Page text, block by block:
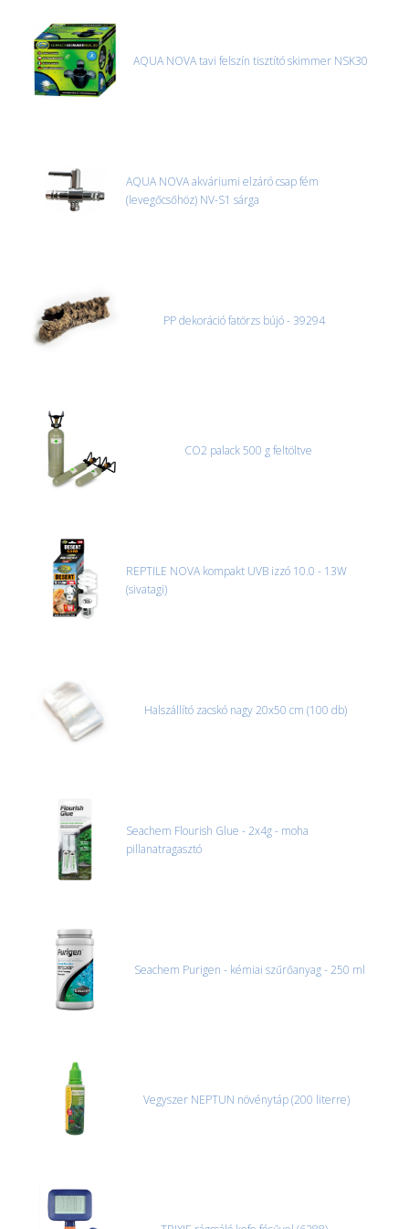
akciók
referenciák
ÉLŐ ÉDESVÍZI
ÉLŐ TENGERI
EGYÉB
EXTRA AKCIÓK
AQUA NOVA tavi felszín tisztító skimmer NSK30
AQUA NOVA akváriumi elzáró csap fém
(levegőcsőhöz) NV-S1 sárga
PP dekoráció fatörzs bújó - 39294
CO2 palack 500 g feltöltve
REPTILE NOVA kompakt UVB izzó 10.0 - 13W
(sivatagi)
Halszállító zacskó nagy 20x50 cm (100 db)
Seachem Flourish Glue - 2x4g - moha
pillanatragasztó
Seachem Purigen - kémiai szűrőanyag - 250 ml
Vegyszer NEPTUN növénytáp (200 literre)